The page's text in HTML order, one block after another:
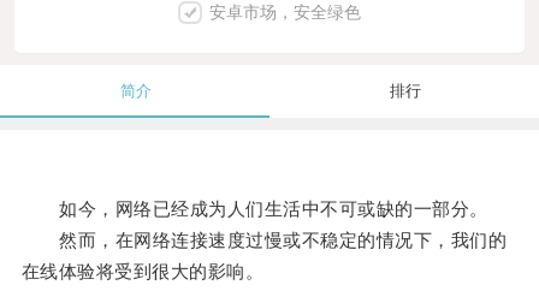
安卓市场，安全绿色
简介 排行
如今，网络已经成为人们生活中不可或缺的一部分。
然而，在网络连接速度过慢或不稳定的情况下，我们的
在线体验将受到很大的影响。